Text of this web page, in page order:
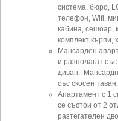
система, бюро,
телефон, Wifi,
кабина, сешоар,
комплект кърпи,
Мансарден
и разполагат
диван.
със скосен
Апартамент с 1
се състои от 2
разтегателен